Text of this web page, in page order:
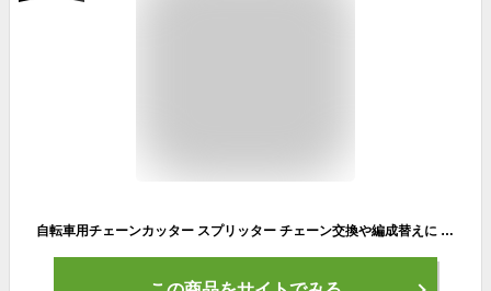
自転車用チェーンカッター スプリッター チェーン交換や編成替えに 8～10速対応 軽量コンパクト 樹脂製グリップ ロード MTB クロスバイク メンテナンス工具 万力 LP-CHCC8910 送料無料